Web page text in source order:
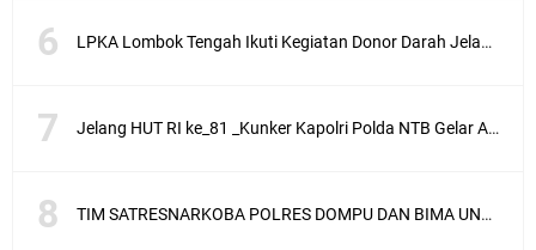
LPKA Lombok Tengah Ikuti Kegiatan Donor Darah Jelang HUT RI_ Ke 81
Jelang HUT RI ke_81 _Kunker Kapolri Polda NTB Gelar Apel Siaga Kamtibmas Serentak
TIM SATRESNARKOBA POLRES DOMPU DAN BIMA UNGKAP KASUS NARKOBA VIA JASA PENGIRIMAN BARANG JNE